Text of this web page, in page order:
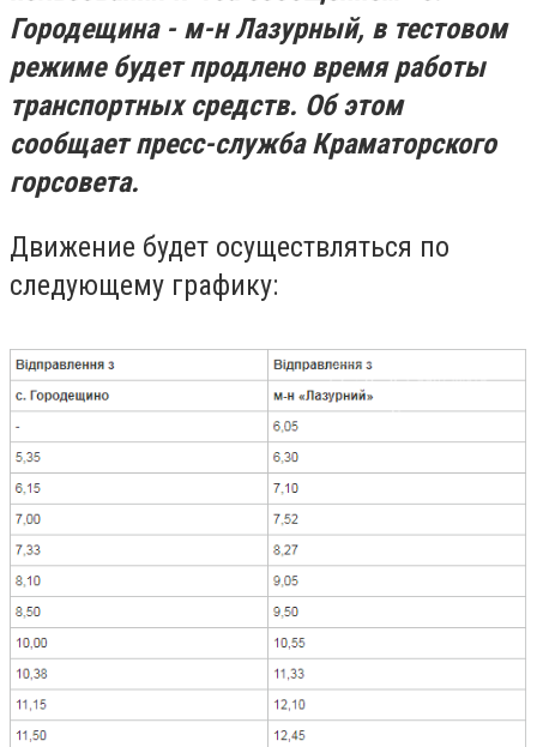
Городещина - м-н Лазурный, в тестовом
режиме будет продлено время работы
транспортных средств. Об этом
сообщает пресс-служба Краматорского
горсовета.
Движение будет осуществляться по
следующему графику: